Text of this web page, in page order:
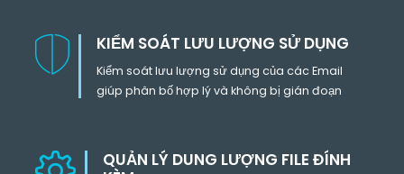
KIỂM SOÁT LƯU LƯỢNG SỬ DỤNG
Kiểm soát lưu lượng sử dụng của các Email
giúp phân bố hợp lý và không bị gián đoạn
QUẢN LÝ DUNG LƯỢNG FILE ĐÍNH